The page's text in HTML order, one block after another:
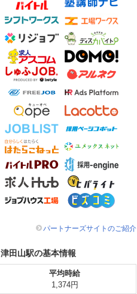
パートナーズサイトのご紹介
津田山駅の基本情報
平均時給
1,374円